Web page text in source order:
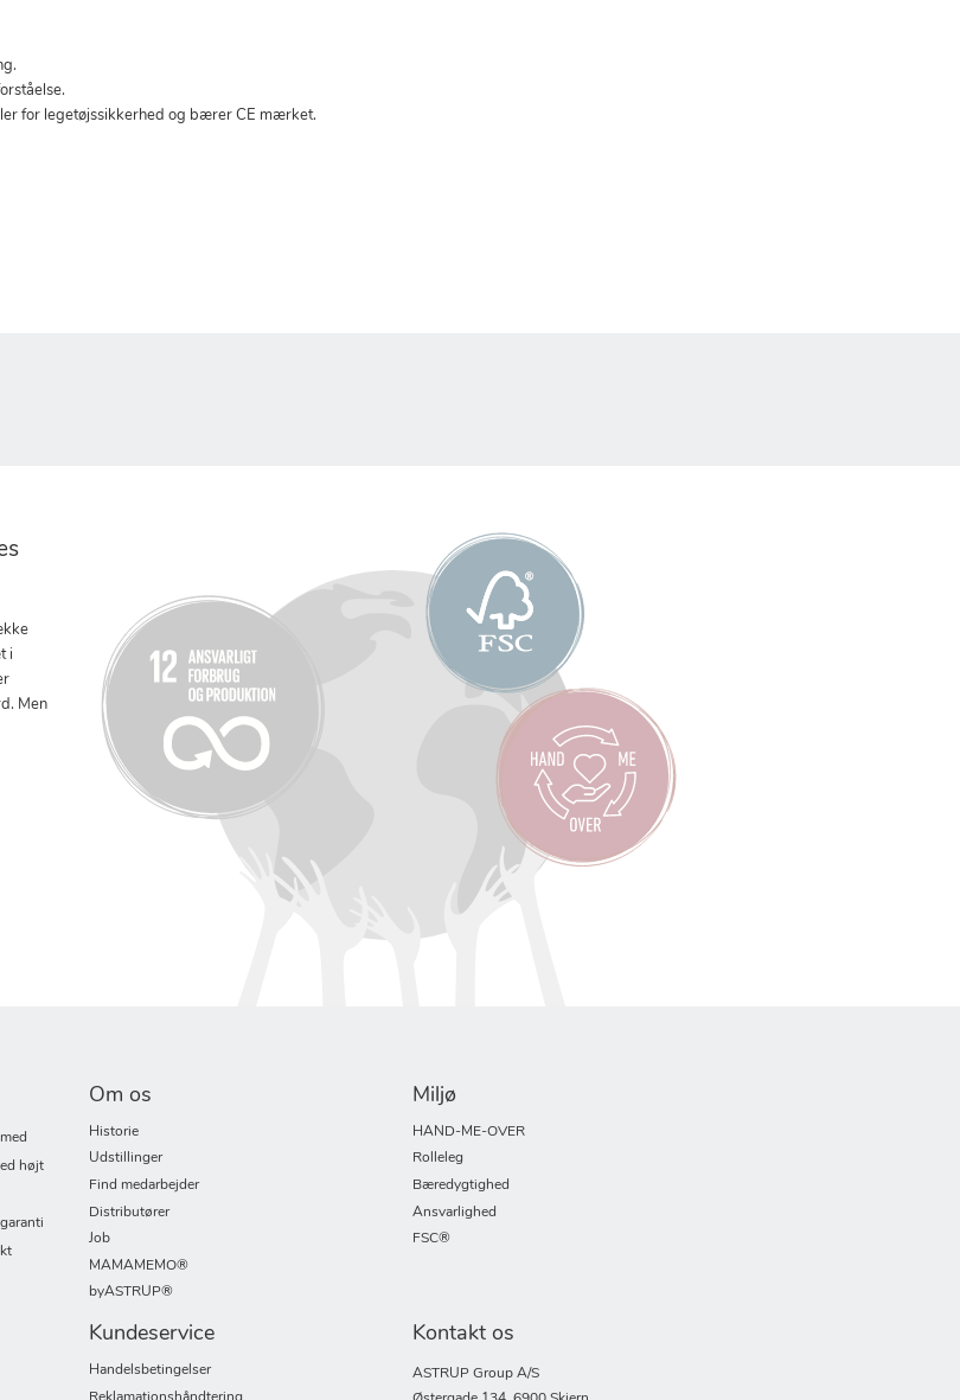
for legetøjssikkerhed og bærer CE mærket.
i
Men
højt
Om os
Historie
Udstillinger
Find medarbejder
Distributører
Job
MAMAMEMO®
byASTRUP®
Miljø
HAND-ME-OVER
Rolleleg
Bæredygtighed
Ansvarlighed
FSC®
Kundeservice
Handelsbetingelser
Kontakt os
ASTRUP Group A/S